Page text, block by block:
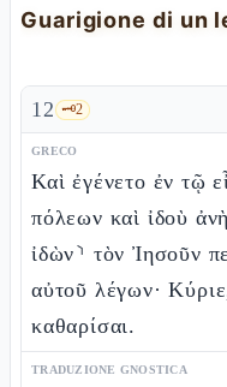
12 🗝️2
GRECO
Καὶ ἐγένετο ἐν τῷ
πόλεων καὶ ἰδοὺ
ἰδὼν⸃ τὸν Ἰησοῦν
αὐτοῦ λέγων·
καθαρίσαι.
TRADUZIONE GNOSTICA